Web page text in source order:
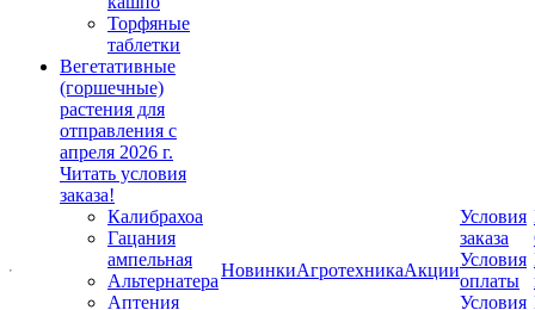
Торфяные
таблетки
Вегетативные
(горшечные)
растения для
отправления с
апреля 2026 г.
Читать условия
заказа!
Калибрахоа
Гацания
ампельная
Альтернатера
Аптения
НовинкиАгротехникаАкции
Условия
заказа
Условия
оплаты
Условия